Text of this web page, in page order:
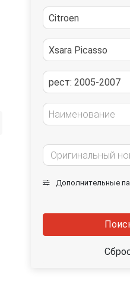
Citroen
Xsara Picasso
рест: 2005-2007
Наименование
Дополнительные